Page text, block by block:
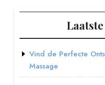
Vind de Perfecte
Massage